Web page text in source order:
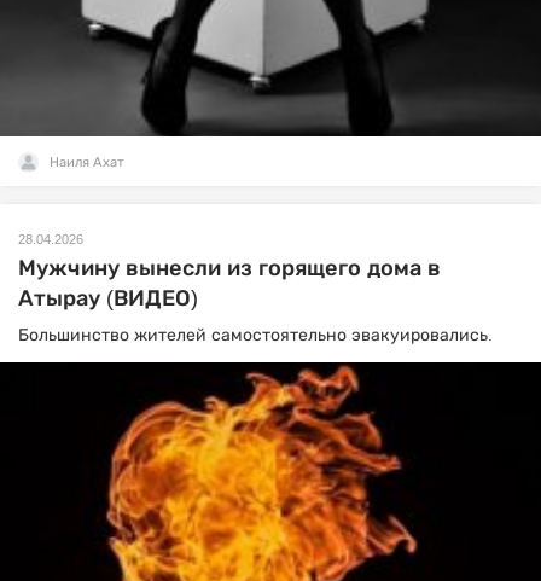
Наиля Ахат
28.04.2026
Мужчину вынесли из горящего дома в
Атырау (ВИДЕО)
Большинство жителей самостоятельно эвакуировались.